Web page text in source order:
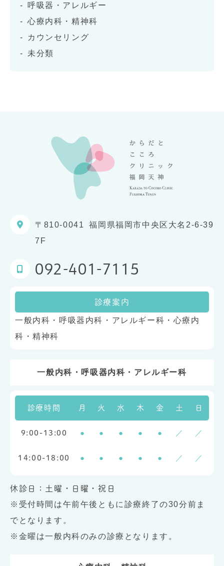
呼吸器・アレルギー
心療内科・精神科
カウンセリング
未分類
〒810-0041
福岡県福岡市中央区大名2-6-39
7F
092-401-7115
診療案内
一般内科・呼吸器内科・アレルギー科・心療内
科・精神科
一般内科・呼吸器内科・アレルギー科
診療時間 月 火 水 木 金 土 日
9:00-13:00 ● ● ● ● ● ／ ／
14:00-18:00 ● ● ● ● ● ／ ／
休診日：土曜・日曜・祝日
※受付時間は午前午後ともに診療終了の30分前ま
でとなります。
※金曜は一般内科のみの診療となります。